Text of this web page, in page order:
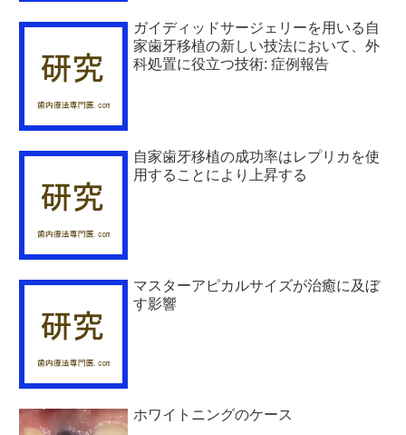
ガイディッドサージェリーを用いる自
家歯牙移植の新しい技法において、外
科処置に役立つ技術: 症例報告
自家歯牙移植の成功率はレプリカを使
用することにより上昇する
マスターアピカルサイズが治癒に及ぼ
す影響
ホワイトニングのケース